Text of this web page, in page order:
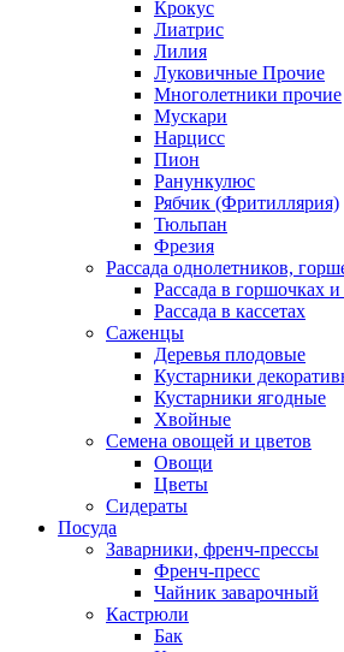
Крокус
Лиатрис
Лилия
Луковичные Прочие
Многолетники прочие
Мускари
Нарцисс
Пион
Ранункулюс
Рябчик (Фритиллярия)
Тюльпан
Фрезия
Рассада однолетников,
Рассада в горшочках
Рассада в кассетах
Саженцы
Деревья плодовые
Кустарники
Кустарники ягодные
Хвойные
Семена овощей и цветов
Овощи
Цветы
Сидераты
Посуда
Заварники, френч-прессы
Френч-пресс
Чайник заварочный
Кастрюли
Бак